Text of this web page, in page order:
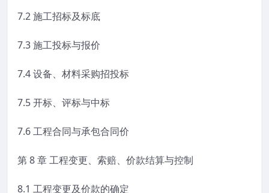
7.2 施工招标及标底
7.3 施工投标与报价
7.4 设备、材料采购招投标
7.5 开标、评标与中标
7.6 工程合同与承包合同价
第 8 章 工程变更、索赔、价款结算与控制
8.1 工程变更及价款的确定